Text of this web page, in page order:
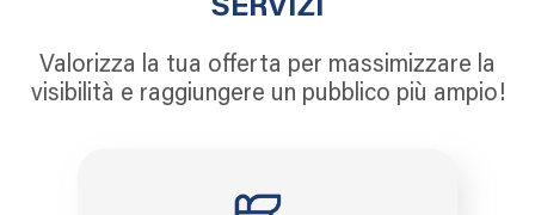
SERVIZI
Valorizza la tua offerta per massimizzare la
visibilità e raggiungere un pubblico più ampio!